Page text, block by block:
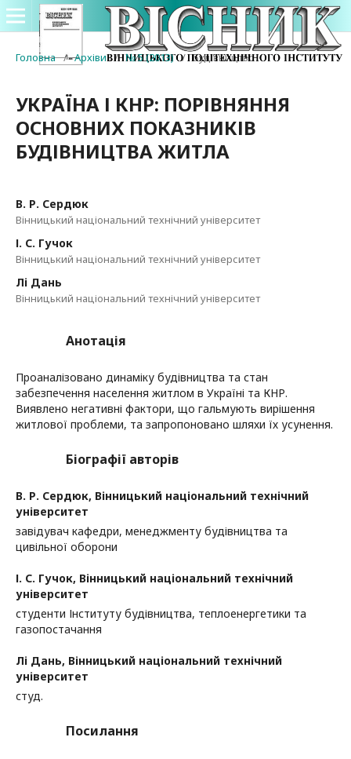
Головна / Архіви / № 5 (2013) / Будівництво
УКРАЇНА І КНР: ПОРІВНЯННЯ
ОСНОВНИХ ПОКАЗНИКІВ
БУДІВНИЦТВА ЖИТЛА
В. Р. Сердюк
Вінницький національний технічний університет
І. С. Гучок
Вінницький національний технічний університет
Лі Дань
Вінницький національний технічний університет
Анотація
Проаналізовано динаміку будівництва та стан
забезпечення населення житлом в Україні та КНР.
Виявлено негативні фактори, що гальмують вирішення
житлової проблеми, та запропоновано шляхи їх усунення.
Біографії авторів
В. Р. Сердюк, Вінницький національний технічний
університет
завідувач кафедри, менеджменту будівництва та
цивільної оборони
І. С. Гучок, Вінницький національний технічний
університет
студенти Інституту будівництва, теплоенергетики та
газопостачання
Лі Дань, Вінницький національний технічний
університет
студ.
Посилання